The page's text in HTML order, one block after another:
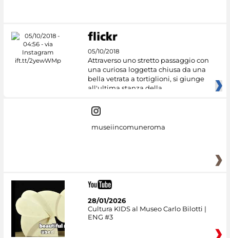
05/10/2018
Attraverso uno stretto passaggio con
una curiosa loggetta chiusa da una
bella vetrata a tortiglioni, si giunge
all'ultima stanza della
museiincomuneroma
28/01/2026
Cultura KIDS al Museo Carlo Bilotti |
ENG #3